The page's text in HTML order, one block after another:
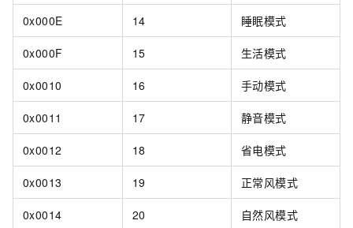
0x000E 14 睡眠模式
0x000F 15 生活模式
0x0010 16 手动模式
0x0011 17 静音模式
0x0012 18 省电模式
0x0013 19 正常风模式
0x0014 20 自然风模式